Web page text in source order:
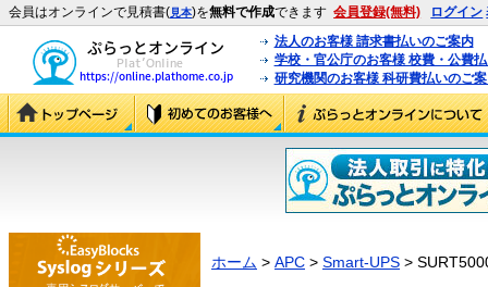
会員はオンラインで見積書(見本)を無料で作成できます 会員登録(無料) ログイン
法人のお客様 請求書払いのご案内
学校・官公庁のお客様 校費・公費
研究機関のお客様 科研費払いのご
ホーム > APC > Smart-UPS >